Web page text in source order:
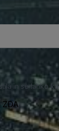
in se lahko